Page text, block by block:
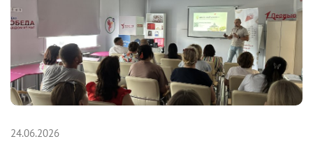
24.06.2026